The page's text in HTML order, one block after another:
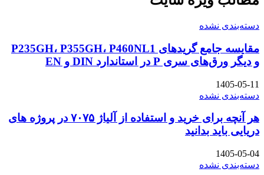
دسته‌بندی نشده
مقایسه جامع گریدهای P235GH، P355GH، P460NL1
و دیگر ورق‌های سری P در استاندارد DIN و EN
1405-05-11
دسته‌بندی نشده
هر آنچه برای خرید و استفاده از آلیاژ ۷۰۷۵ در پروژه های
دریایی باید بدانید
1405-05-04
دسته‌بندی نشده